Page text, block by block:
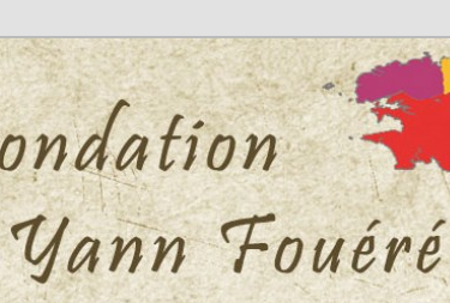
Fouéré
Fouéré